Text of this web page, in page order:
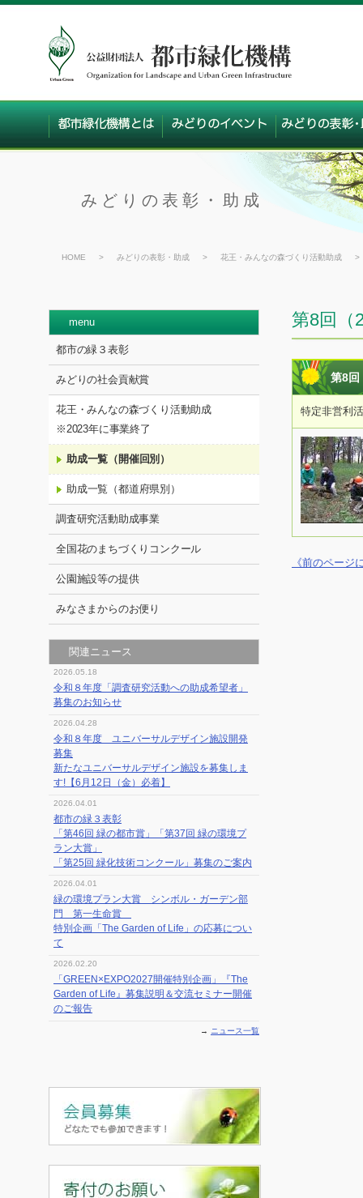
みどりの表彰・助成
HOME > みどりの表彰・助成 > 花王・みんなの森づくり活動助成 >
第8回（
第8
特定非営利
《前のページ
menu
都市の緑３表彰
みどりの社会貢献賞
花王・みんなの森づくり活動助成
※2023年に事業終了
助成一覧（開催回別）
助成一覧（都道府県別）
調査研究活動助成事業
全国花のまちづくりコンクール
公園施設等の提供
みなさまからのお便り
関連ニュース
2026.05.18
令和８年度「調査研究活動への助成希望者」
募集のお知らせ
2026.04.28
令和８年度 ユニバーサルデザイン施設開発
募集
新たなユニバーサルデザイン施設を募集しま
す!【6月12日（金）必着】
2026.04.01
都市の緑３表彰
「第46回 緑の都市賞」「第37回 緑の環境プ
ラン大賞」
「第25回 緑化技術コンクール」募集のご案内
2026.04.01
緑の環境プラン大賞 シンボル・ガーデン部
門 第一生命賞
特別企画「The Garden of Life」の応募につい
て
2026.02.20
「GREEN×EXPO2027開催特別企画」『The
Garden of Life』募集説明＆交流セミナー開催
のご報告
→ ニュース一覧